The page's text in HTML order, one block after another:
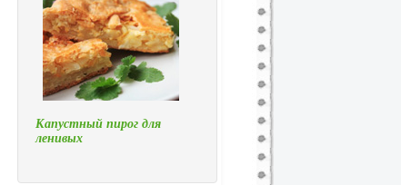
Капустный пирог для
ленивых